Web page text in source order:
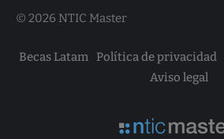
© 2026 NTIC Master
Becas Latam Política de privacidad
Aviso legal